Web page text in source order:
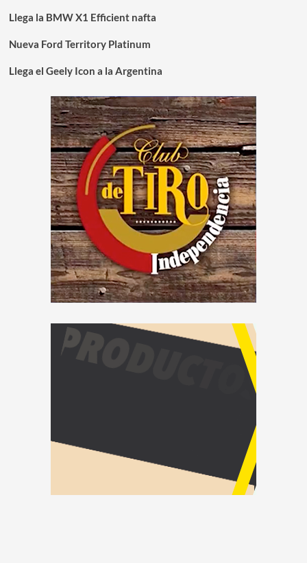
Llega la BMW X1 Efficient nafta
Nueva Ford Territory Platinum
Llega el Geely Icon a la Argentina